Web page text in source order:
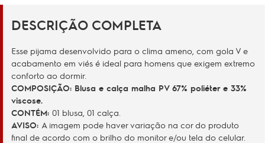
DESCRIÇÃO COMPLETA
Esse pijama desenvolvido para o clima ameno, com gola V e
acabamento em viés é ideal para homens que exigem extremo
conforto ao dormir.
COMPOSIÇÃO: Blusa e calça malha PV 67% poliéter e 33%
viscose.
CONTÉM: 01 blusa, 01 calça.
AVISO: A imagem pode haver variação na cor do produto
final de acordo com o brilho do monitor e/ou tela do celular.